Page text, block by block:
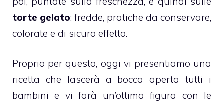
torte gelato: fredde, pratiche da conservare,
colorate e di sicuro effetto.
Proprio per questo, oggi vi presentiamo una
ricetta che lascerà a bocca aperta tutti i
bambini e vi farà un’ottima figura con le